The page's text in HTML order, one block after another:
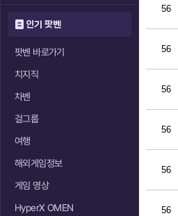
인기 팟벤
팟벤 바로가기
치지직
차벤
걸그룹
여행
해외게임정보
게임 영상
HyperX OMEN
56
56
56
56
56
56